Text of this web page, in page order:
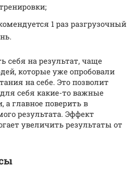
1 раз разгрузочный
себя на результат, чаще
которые уже опробовали
на себе. Это позволит
себя какие-то важные
главное поверить в
результата. Эффект
увеличить результаты от